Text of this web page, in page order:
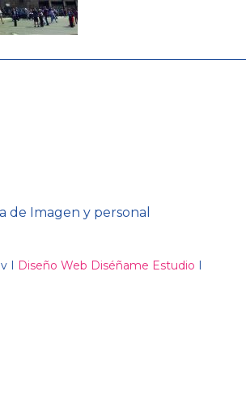
de Imagen y personal
I Diseño Web Diséñame Estudio I